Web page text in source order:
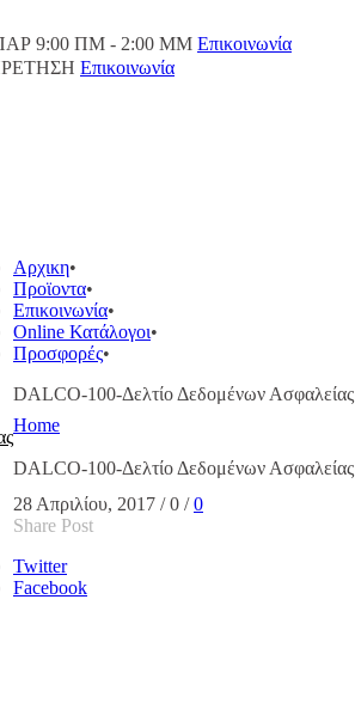
9:00 ΠM - 2:00 ΜΜ Επικοινωνία
Επικοινωνία
Αρχικη
Προϊοντα
Επικοινωνία
Online Κατάλογοι
Προσφορές
Home
DALCO-100-Δελτίο Δεδομένων Ασφαλείας
DALCO-100-Δελτίο Δεδομένων Ασφαλείας
28 Απριλίου, 2017 / 0 / 0
Share Post
Twitter
Facebook